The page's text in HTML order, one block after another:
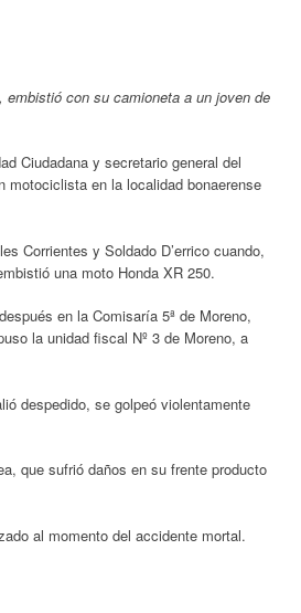
embistió con su camioneta a un joven de
Ciudadana y secretario general del
motociclista en la localidad bonaerense
Corrientes y Soldado D’errico cuando,
una moto Honda XR 250.
en la Comisaría 5ª de Moreno,
la unidad fiscal Nº 3 de Moreno, a
despedido, se golpeó violentamente
que sufrió daños en su frente producto
al momento del accidente mortal.